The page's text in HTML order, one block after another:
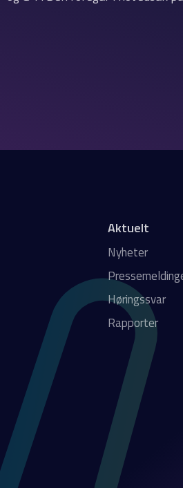
Aktuelt
Nyheter
Høringssvar
Rapporter